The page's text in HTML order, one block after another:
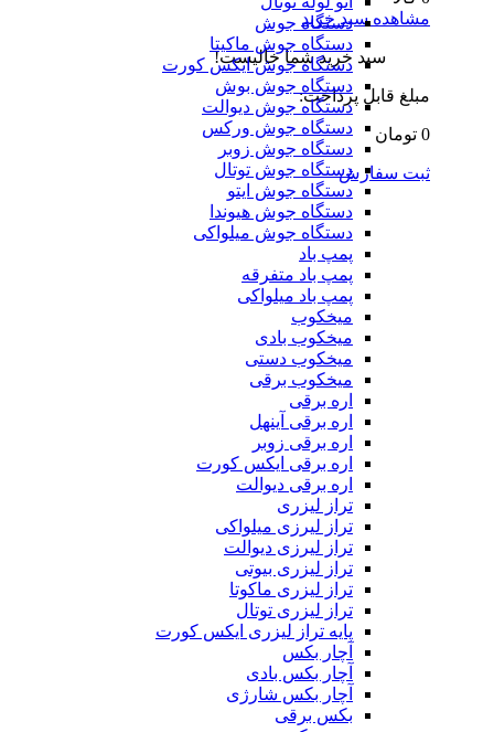
مشاهده سبد خرید
سبد خرید شما خالیست!
مبلغ قابل پرداخت:
0 تومان
ثبت سفارش
دستگاه جوش
دستگاه جوش ماکیتا
دستگاه جوش ایکس کورت
دستگاه جوش بوش
دستگاه جوش دیوالت
دستگاه جوش ورکس
دستگاه جوش زوبر
دستگاه جوش توتال
دستگاه جوش ایتو
دستگاه جوش هیوندا
دستگاه جوش میلواکی
پمپ باد
پمپ باد متفرقه
پمپ باد میلواکی
میخکوب
میخکوب بادی
میخکوب دستی
میخکوب برقی
اره برقی
اره برقی آینهل
اره برقی زوبر
اره برقی ایکس کورت
اره برقی دیوالت
تراز لیزری
تراز لیرزی میلواکی
تراز لیرزی دیوالت
تراز لیزری بیوتی
تراز لیزری ماکوتا
تراز لیزری توتال
پایه تراز لیزری ایکس کورت
آچار بکس
آچار بکس بادی
آچار بکس شارژی
بکس برقی